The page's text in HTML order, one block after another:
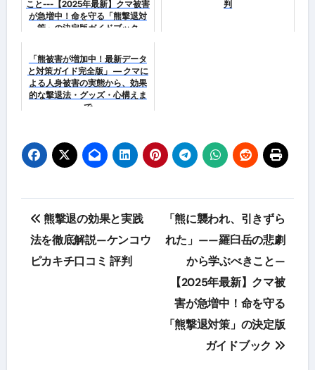
こと---【2025年最新】クマ被害
が急増中！命を守る「熊撃退対
策」の決定版ガイドブック
判
「熊被害が増加中！最新データ
と対策ガイド完全版」 — クマに
よる人身被害の実態から、効果
的な撃退法・グッズ・心構えま
で
投
稿
ナ
熊撃退の効果と実践
法を徹底解説—ケンコウ
ピカキチ口コミ 評判
「熊に襲われ、引きずら
れた」——羅臼岳の悲劇
から学ぶべきこと—
【2025年最新】クマ被
害が急増中！命を守る
「熊撃退対策」の決定版
ガイドブック